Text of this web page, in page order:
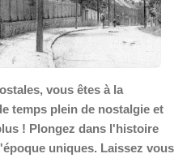
vous êtes à la
temps plein de nostalgie et
! Plongez dans l'histoire
uniques. Laissez vous